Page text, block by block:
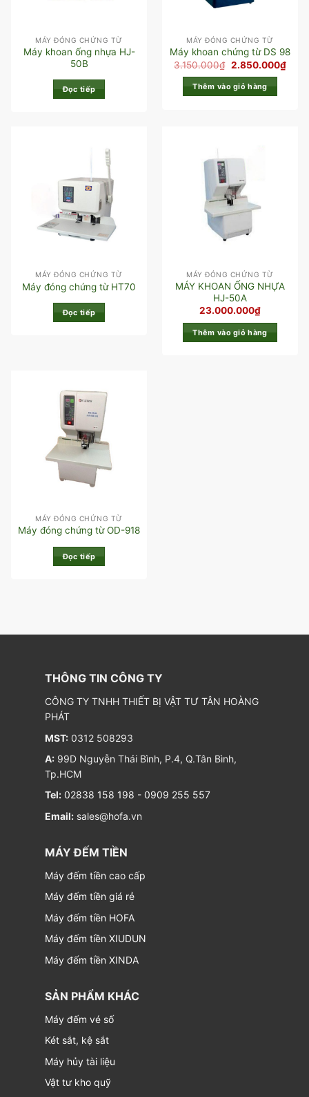
MÁY ĐÓNG CHỨNG TỪ
Máy khoan ống nhựa HJ-
50B
Đọc tiếp
MÁY ĐÓNG CHỨNG TỪ
Máy khoan chứng từ DS 98
3.150.000₫ 2.850.000₫
Thêm vào giỏ hàng
MÁY ĐÓNG CHỨNG TỪ
Máy đóng chứng từ HT70
Đọc tiếp
MÁY ĐÓNG CHỨNG TỪ
MÁY KHOAN ỐNG NHỰA
HJ-50A
23.000.000₫
Thêm vào giỏ hàng
MÁY ĐÓNG CHỨNG TỪ
Máy đóng chứng từ OD-918
Đọc tiếp
THÔNG TIN CÔNG TY
CÔNG TY TNHH THIẾT BỊ VẬT TƯ TÂN HOÀNG
PHÁT
MST: 0312 508293
A: 99D Nguyễn Thái Bình, P.4, Q.Tân Bình,
Tp.HCM
Tel: 02838 158 198 - 0909 255 557
Email: sales@hofa.vn
MÁY ĐẾM TIỀN
Máy đếm tiền cao cấp
Máy đếm tiền giá rẻ
Máy đếm tiền HOFA
Máy đếm tiền XIUDUN
Máy đếm tiền XINDA
SẢN PHẨM KHÁC
Máy đếm vé số
Két sắt, kệ sắt
Máy hủy tài liệu
Vật tư kho quỹ